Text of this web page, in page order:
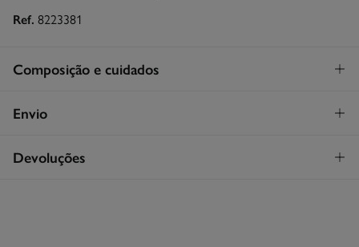
Ref. 8223381
Composição e cuidados
Composição
Cuidados
Envio
STANDARD
Devoluções